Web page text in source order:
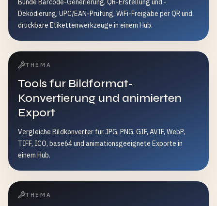
Bunde Barcode-Generierung, QR-Erstellung und -
Dekodierung, UPC/EAN-Prufung, WiFi-Freigabe per QR und
druckbare Etikettenwerkzeuge in einem Hub.
THEMA
Tools fur Bildformat-
Konvertierung und animierten
Export
Vergleiche Bildkonverter fur JPG, PNG, GIF, AVIF, WebP,
TIFF, ICO, base64 und animationsgeeignete Exporte in
einem Hub.
THEMA